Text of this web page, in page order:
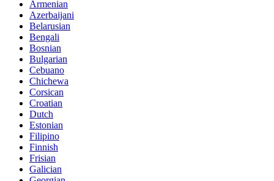
Armenian
Azerbaijani
Belarusian
Bengali
Bosnian
Bulgarian
Cebuano
Chichewa
Corsican
Croatian
Dutch
Estonian
Filipino
Finnish
Frisian
Galician